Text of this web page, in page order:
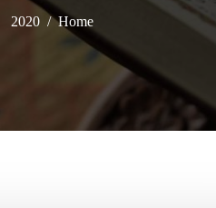
Home
2020